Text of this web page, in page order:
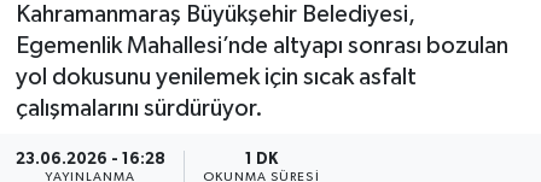
Kahramanmaraş Büyükşehir Belediyesi,
Egemenlik Mahallesi’nde altyapı sonrası bozulan
yol dokusunu yenilemek için sıcak asfalt
çalışmalarını sürdürüyor.
23.06.2026 - 16:28
YAYINLANMA
1 DK
OKUNMA SÜRESI
TEKNOLOJİ
SAĞLIK
EĞİTİM
Tüm Manşetler
Son Dakika Haberleri
Haber Arşivi